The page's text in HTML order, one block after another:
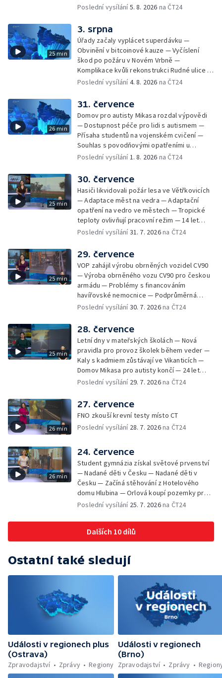
kandidátních listin — Končí lhůta pro podání
rozsudek v lihové kauze — Výročí
zavraždění Václava III. v Olomouci — Těžba
unikátní rašeliny pro lázně v Karlově
Studánce — Výběr ze sociálních sítí ČT —
Nový program pro léčbu obezity —
Olomoucké (nejen) shakespearovské léto
Poslední vysílání5. 8. 2026 na ČT24
25 min
3. srpna
Úřady začaly vyplácet superdávku —
Obvinění v bitcoinové kauze — Vyčíslení
škod po požáru v Novém Vrbně —
Komplikace kvůli rekonstrukci Rudné ulice —
Nárůst zájmu o klimatizace — Výluka vlaků
Protipovodňová opatření v Troubkách —
Zájem o bydlení na vysokoškolskýc kolejích
— Vrcholí sklizeň levandulí
Poslední vysílání4. 8. 2026 na ČT24
26 min
31. července
Domov pro autisty Mikasa rozdal výpovědi
— Dostupnost péče pro lidi s autismem —
Přísaha studentů na vojenském cvičení —
Souhlas s povodňovými opatřeními u
Troubek — Opravy Rudné omezí dopravu —
počasí na následující dny — Vedra táhnou na
chladnější místa — Hasiči lokalizovali požár
lesa na Opavsku — Požáry zemědělské
techniky na Olomoucku — Dva roky od
požáru škol v Českém Těšíně — Výstava
Sladké vzpomínky Opavska
Poslední vysílání1. 8. 2026 na ČT24
25 min
30. července
Hasiči likvidovali požár lesa ve Větřkovicích
— Adaptace měst na vedra — Adaptační
opatření na vedro ve městech — Tropické
teploty ovlivňují pracovní režim — 14 let
vězení za vraždu ženy ve Staříči/ —
— Podvodník připravil 17 lidí o 4 miliony —
DPO pořídí 70 nových elektrobusů — V
Olomouci přibude 20 elektrobusů —
Mistryně světa Kneblová zpět v Olomouci —
Mobilní kurníky pomáhají s kvalitou půdy —
Výběr ze sociálních sítí ČT — Nové varhany v
Rudě u Rýmařova
Poslední vysílání31. 7. 2026na ČT24
25 min
29. července
VOP zahájil výrobu obrněných vozidel CV90
— Výroba obrněného vozu CV90 pro českou
armádu — Problémy s financováním
havířovské nemocnice — Podprůměrná
návštěvnost koupališť v červenci — Do
Nedostatek krve v transfuzních stanicích —
Spor kvůli novému chodníku na Keprník —
Olomoucké shakespearovské léto
Poslední vysílání30. 7. 2026na ČT24
25 min
28. července
Letní dny v mateřských školách — Nová
pravidla pro provoz školek během veder —
Kaly s kadmiem zůstávají ve Vikanticích —
Domov Mikasa pro autisty končí — 24 let
vězení za zapálení ženy — Kybernetický
Gorol se chystá na festival — Nová
cyklostezka až na Slovensko — AI pomáhá
při endoskopii — Výběr ze sociálních sítí ČT
— Zemřela baletka Vlasta Pavelcová —
Jičíně
Poslední vysílání 29. 7. 2026na ČT24
26 min
27. července
FNO zkouší krevní testy místo CT
Poslední vysílání 28. 7. 2026na ČT24
26 min
24. července
Student gymnázia získal světové prvenství
— Nadané děti v Česku — Nadané děti v
Česku — Začíná stěhování z Hotelového
domu Hlubina — Orlová koupí pozemky pro
rodinné domy — Tatra Trucks na čínském
karase obecného — Obnova zeleně v
Komenského sadech — Přehled sociálních
sítí ČT — Dobrovolný vojenský výcvik
dvoraně Bredy
Poslední vysílání 25. 7. 2026na ČT24
Dalších 10 dílů
Ostatní také sledují
Události v regionech plus
(Ostrava)
Zpravodajství
Zprávy Regiony
Události v regionech
(Brno)
Zpravodajství
Zprávy